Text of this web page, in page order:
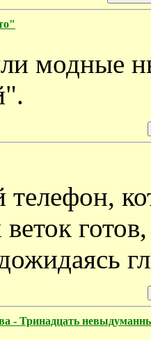
модные
телефон,
веток
- Тринадцать